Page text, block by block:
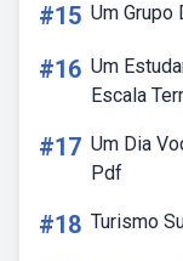
#15 Um Grupo
#16 Um
Escala
#17 Um Dia
Pdf
#18 Turismo